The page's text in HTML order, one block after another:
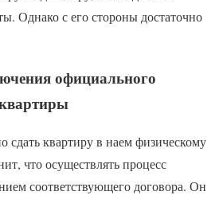
Однако с его стороны достаточно
официального
сдать квартиру в наем физическому
что осуществлять процесс
соответствующего договора. Он